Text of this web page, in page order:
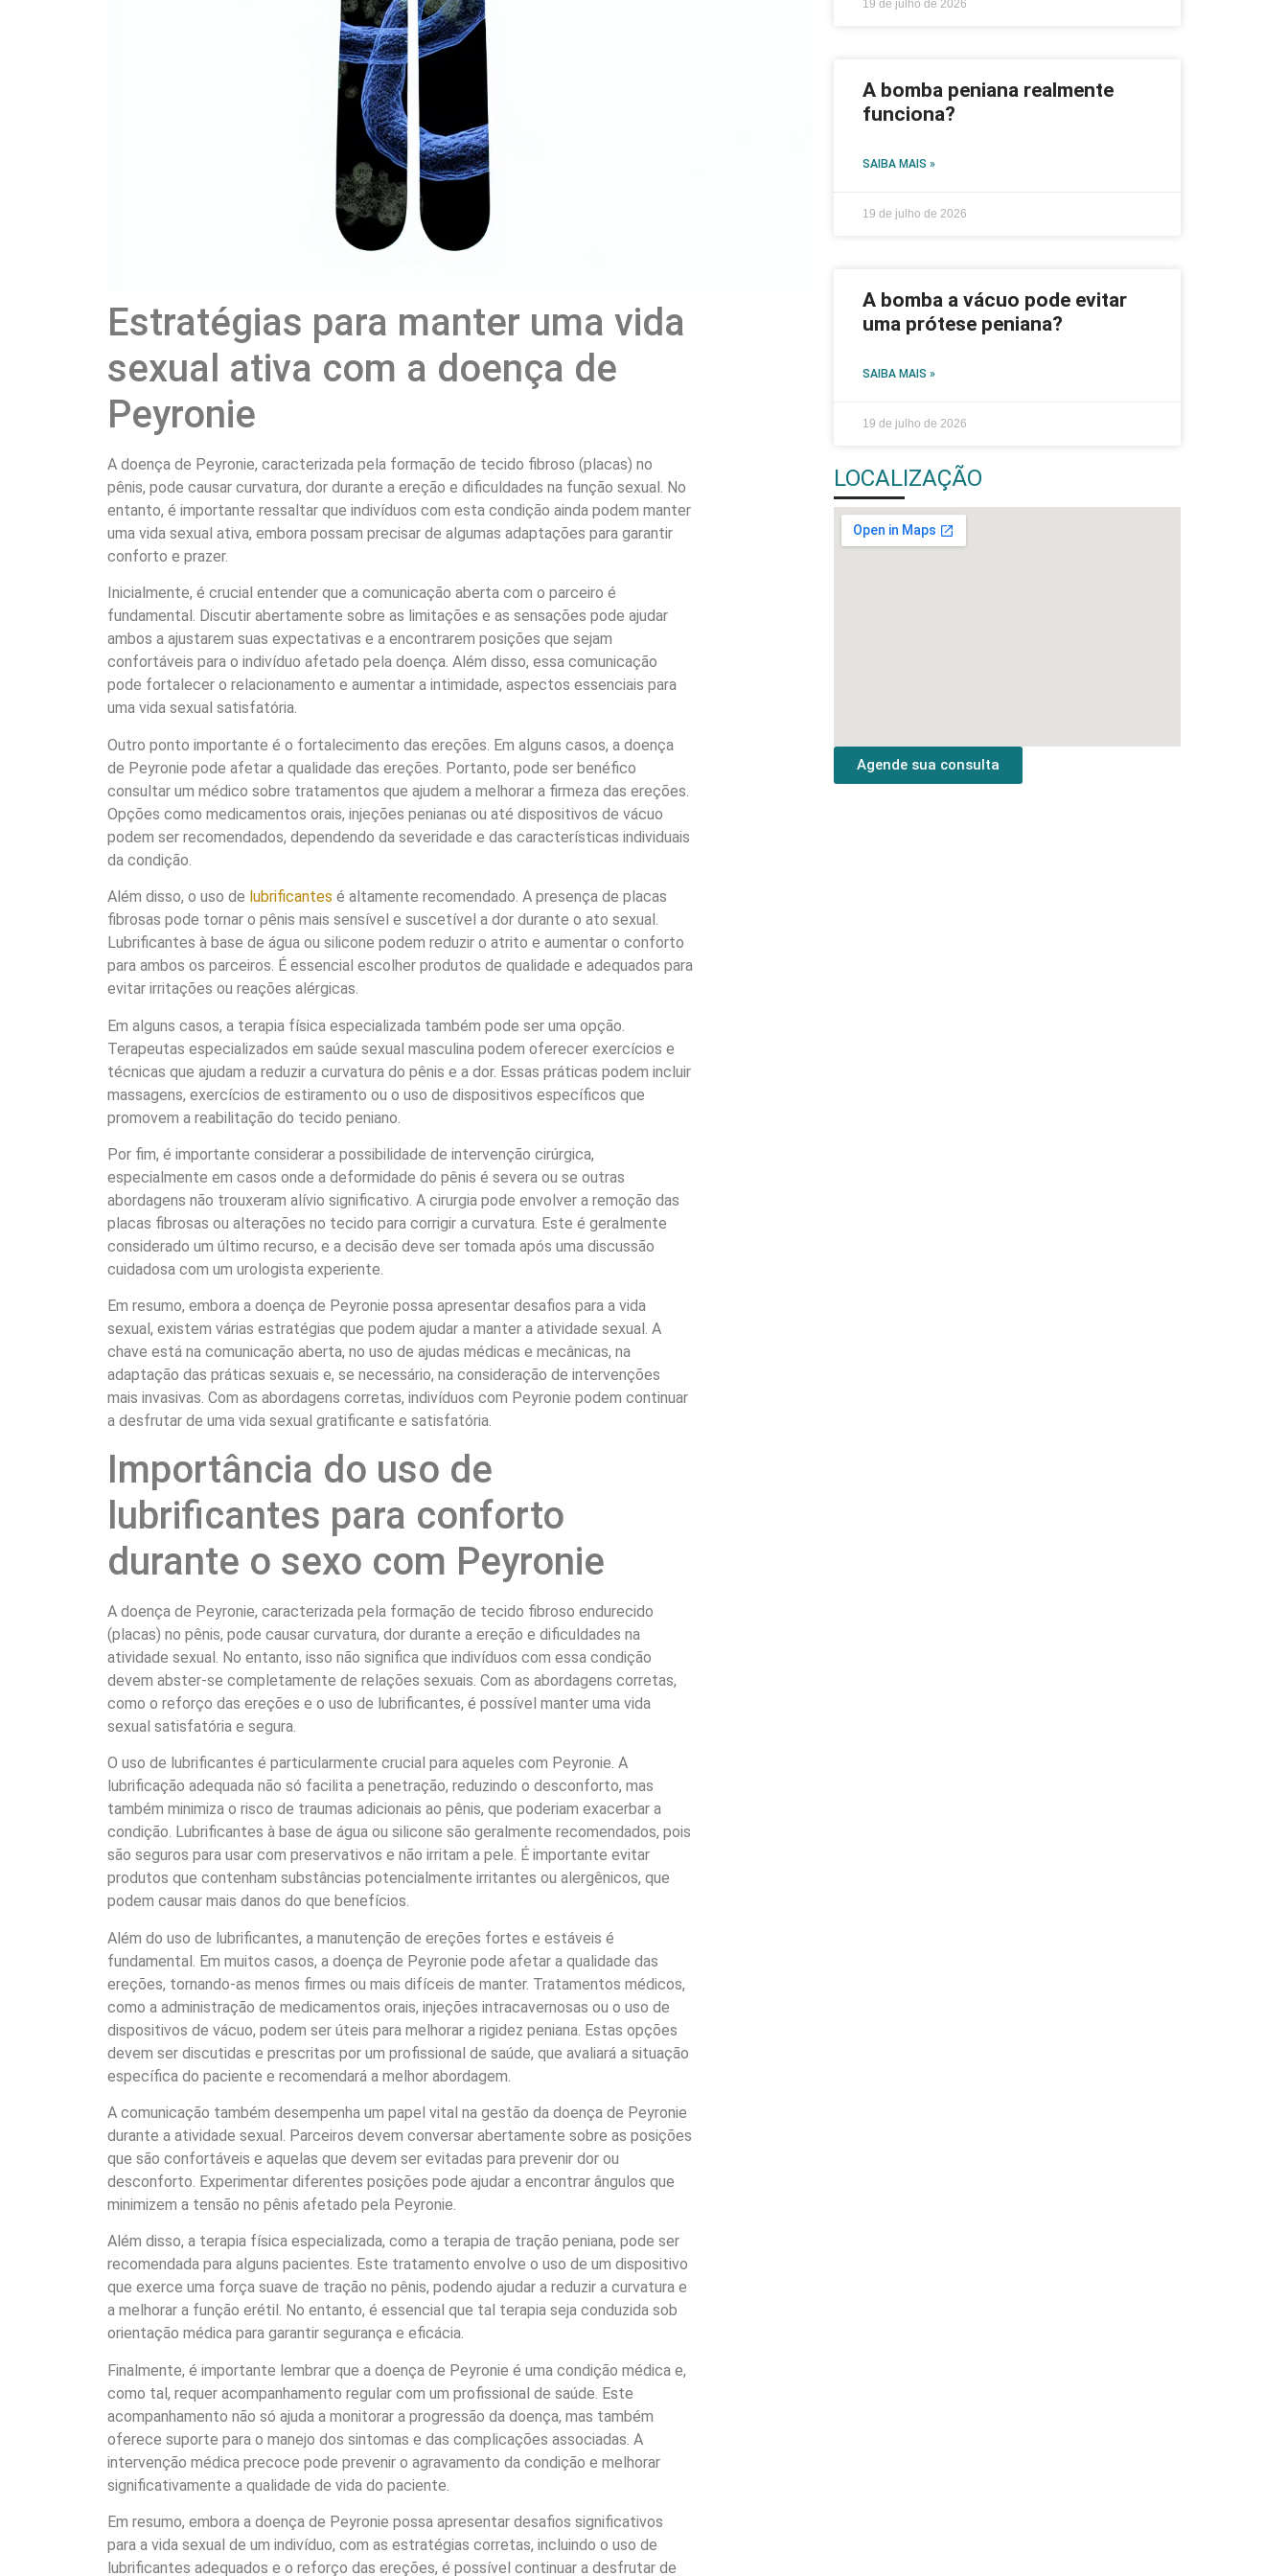
Estratégias para manter uma vida
sexual ativa com a doença de
Peyronie
A doença de Peyronie, caracterizada pela formação de tecido fibroso (placas) no
pênis, pode causar curvatura, dor durante a ereção e dificuldades na função sexual. No
entanto, é importante ressaltar que indivíduos com esta condição ainda podem manter
uma vida sexual ativa, embora possam precisar de algumas adaptações para garantir
conforto e prazer.
Inicialmente, é crucial entender que a comunicação aberta com o parceiro é
fundamental. Discutir abertamente sobre as limitações e as sensações pode ajudar
ambos a ajustarem suas expectativas e a encontrarem posições que sejam
confortáveis para o indivíduo afetado pela doença. Além disso, essa comunicação
pode fortalecer o relacionamento e aumentar a intimidade, aspectos essenciais para
uma vida sexual satisfatória.
Outro ponto importante é o fortalecimento das ereções. Em alguns casos, a doença
de Peyronie pode afetar a qualidade das ereções. Portanto, pode ser benéfico
consultar um médico sobre tratamentos que ajudem a melhorar a firmeza das ereções.
Opções como medicamentos orais, injeções penianas ou até dispositivos de vácuo
podem ser recomendados, dependendo da severidade e das características individuais
da condição.
Além disso, o uso de lubrificantes é altamente recomendado. A presença de placas
fibrosas pode tornar o pênis mais sensível e suscetível a dor durante o ato sexual.
Lubrificantes à base de água ou silicone podem reduzir o atrito e aumentar o conforto
para ambos os parceiros. É essencial escolher produtos de qualidade e adequados para
evitar irritações ou reações alérgicas.
Em alguns casos, a terapia física especializada também pode ser uma opção.
Terapeutas especializados em saúde sexual masculina podem oferecer exercícios e
técnicas que ajudam a reduzir a curvatura do pênis e a dor. Essas práticas podem incluir
massagens, exercícios de estiramento ou o uso de dispositivos específicos que
promovem a reabilitação do tecido peniano.
Por fim, é importante considerar a possibilidade de intervenção cirúrgica,
especialmente em casos onde a deformidade do pênis é severa ou se outras
abordagens não trouxeram alívio significativo. A cirurgia pode envolver a remoção das
placas fibrosas ou alterações no tecido para corrigir a curvatura. Este é geralmente
considerado um último recurso, e a decisão deve ser tomada após uma discussão
cuidadosa com um urologista experiente.
Em resumo, embora a doença de Peyronie possa apresentar desafios para a vida
sexual, existem várias estratégias que podem ajudar a manter a atividade sexual. A
chave está na comunicação aberta, no uso de ajudas médicas e mecânicas, na
adaptação das práticas sexuais e, se necessário, na consideração de intervenções
mais invasivas. Com as abordagens corretas, indivíduos com Peyronie podem continuar
a desfrutar de uma vida sexual gratificante e satisfatória.
Importância do uso de
lubrificantes para conforto
durante o sexo com Peyronie
A doença de Peyronie, caracterizada pela formação de tecido fibroso endurecido
(placas) no pênis, pode causar curvatura, dor durante a ereção e dificuldades na
atividade sexual. No entanto, isso não significa que indivíduos com essa condição
devem abster-se completamente de relações sexuais. Com as abordagens corretas,
como o reforço das ereções e o uso de lubrificantes, é possível manter uma vida
sexual satisfatória e segura.
O uso de lubrificantes é particularmente crucial para aqueles com Peyronie. A
lubrificação adequada não só facilita a penetração, reduzindo o desconforto, mas
também minimiza o risco de traumas adicionais ao pênis, que poderiam exacerbar a
condição. Lubrificantes à base de água ou silicone são geralmente recomendados, pois
são seguros para usar com preservativos e não irritam a pele. É importante evitar
produtos que contenham substâncias potencialmente irritantes ou alergênicos, que
podem causar mais danos do que benefícios.
Além do uso de lubrificantes, a manutenção de ereções fortes e estáveis é
fundamental. Em muitos casos, a doença de Peyronie pode afetar a qualidade das
ereções, tornando-as menos firmes ou mais difíceis de manter. Tratamentos médicos,
como a administração de medicamentos orais, injeções intracavernosas ou o uso de
dispositivos de vácuo, podem ser úteis para melhorar a rigidez peniana. Estas opções
devem ser discutidas e prescritas por um profissional de saúde, que avaliará a situação
específica do paciente e recomendará a melhor abordagem.
A comunicação também desempenha um papel vital na gestão da doença de Peyronie
durante a atividade sexual. Parceiros devem conversar abertamente sobre as posições
que são confortáveis e aquelas que devem ser evitadas para prevenir dor ou
desconforto. Experimentar diferentes posições pode ajudar a encontrar ângulos que
minimizem a tensão no pênis afetado pela Peyronie.
Além disso, a terapia física especializada, como a terapia de tração peniana, pode ser
recomendada para alguns pacientes. Este tratamento envolve o uso de um dispositivo
que exerce uma força suave de tração no pênis, podendo ajudar a reduzir a curvatura e
a melhorar a função erétil. No entanto, é essencial que tal terapia seja conduzida sob
orientação médica para garantir segurança e eficácia.
Finalmente, é importante lembrar que a doença de Peyronie é uma condição médica e,
como tal, requer acompanhamento regular com um profissional de saúde. Este
acompanhamento não só ajuda a monitorar a progressão da doença, mas também
oferece suporte para o manejo dos sintomas e das complicações associadas. A
intervenção médica precoce pode prevenir o agravamento da condição e melhorar
significativamente a qualidade de vida do paciente.
Em resumo, embora a doença de Peyronie possa apresentar desafios significativos
para a vida sexual de um indivíduo, com as estratégias corretas, incluindo o uso de
lubrificantes adequados e o reforço das ereções, é possível continuar a desfrutar de
19 de julho de 2026
A bomba peniana realmente
funciona?
SAIBA MAIS »
19 de julho de 2026
A bomba a vácuo pode evitar
uma prótese peniana?
SAIBA MAIS »
19 de julho de 2026
LOCALIZAÇÃO
Agende sua consulta